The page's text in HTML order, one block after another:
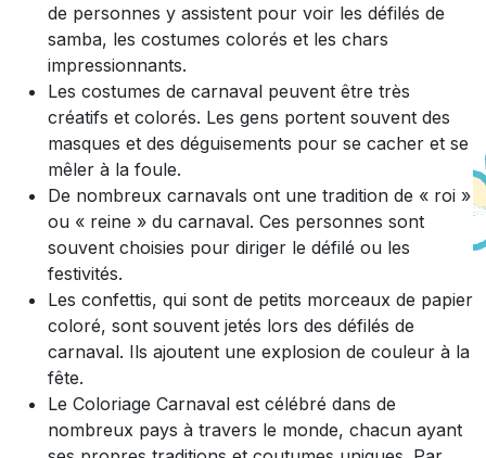
de personnes y assistent pour voir les défilés de
samba, les costumes colorés et les chars
impressionnants.
Les costumes de carnaval peuvent être très
créatifs et colorés. Les gens portent souvent des
masques et des déguisements pour se cacher et se
mêler à la foule.
De nombreux carnavals ont une tradition de « roi »
ou « reine » du carnaval. Ces personnes sont
souvent choisies pour diriger le défilé ou les
festivités.
Les confettis, qui sont de petits morceaux de papier
coloré, sont souvent jetés lors des défilés de
carnaval. Ils ajoutent une explosion de couleur à la
fête.
Le Coloriage Carnaval est célébré dans de
nombreux pays à travers le monde, chacun ayant